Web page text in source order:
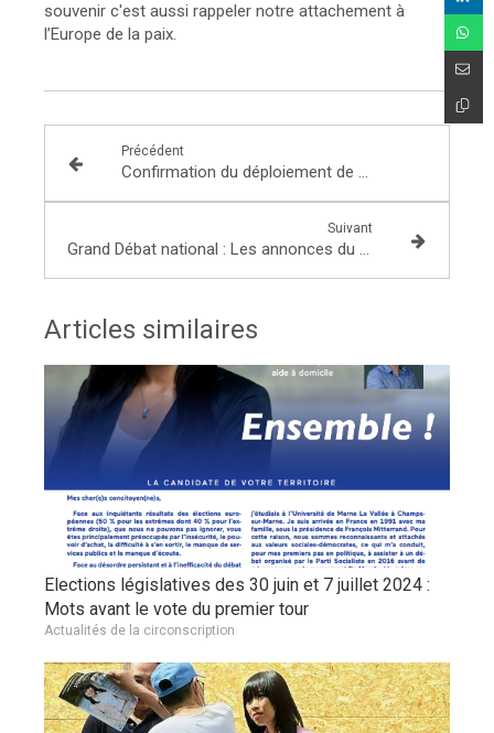
souvenir c'est aussi rappeler notre attachement à
l’Europe de la paix.
Précédent
Confirmation du déploiement de 10 policiers à Noisiel en juin 2019 dans le cadre du dispositif de la police de Sécurité du quotidien, suite à la réception d’un courrier officiel du Ministre de l’intérieur
Suivant
Grand Débat national : Les annonces du Président de la République et ses suites
Articles similaires
Elections législatives des 30 juin et 7 juillet 2024 :
Mots avant le vote du premier tour
Actualités de la circonscription